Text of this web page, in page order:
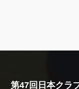
第47回日本クラ